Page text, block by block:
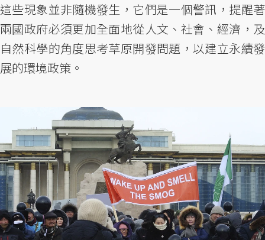
這些現象並非隨機發生，它們是一個警訊，提醒著
兩國政府必須更加全面地從人文、社會、經濟，及
自然科學的角度思考草原開發問題，以建立永續發
展的環境政策。